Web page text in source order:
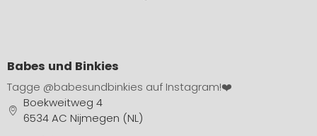
Babes und Binkies
Tagge @babesundbinkies auf Instagram!❤️
Boekweitweg 4
6534 AC Nijmegen (NL)